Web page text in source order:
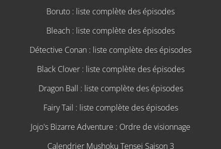
Boruto : liste complète des épisodes
Bleach : liste complète des épisodes
Détective Conan : liste complète des épisodes
Black Clover : liste complète des épisodes
Dragon Ball : liste complète des épisodes
Fairy Tail : liste complète des épisodes
Jojo's Bizarre Adventure : Ordre de visionnage
Calendrier Mushoku Tensei Saison 3